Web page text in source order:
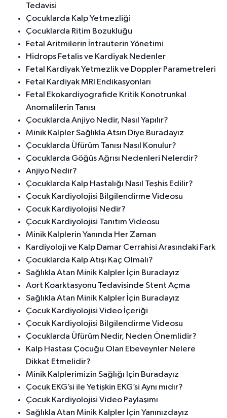
Tedavisi
Çocuklarda Kalp Yetmezliği
Çocuklarda Ritim Bozukluğu
Fetal Aritmilerin İntrauterin Yönetimi
Hidrops Fetalis ve Kardiyak Nedenler
Fetal Kardiyak Yetmezlik ve Doppler Parametreleri
Fetal Kardiyak MRI Endikasyonları
Fetal Ekokardiyografide Kritik Konotrunkal
Anomalilerin Tanısı
Çocuklarda Anjiyo Nedir, Nasıl Yapılır?
Minik Kalpler Sağlıkla Atsın Diye Buradayız
Çocuklarda Üfürüm Tanısı Nasıl Konulur?
Çocuklarda Göğüs Ağrısı Nedenleri Nelerdir?
Anjiyo Nedir?
Çocuklarda Kalp Hastalığı Nasıl Teşhis Edilir?
Çocuk Kardiyolojisi Bilgilendirme Videosu
Çocuk Kardiyolojisi Nedir?
Çocuk Kardiyolojisi Tanıtım Videosu
Minik Kalplerin Yanında Her Zaman
Kardiyoloji ve Kalp Damar Cerrahisi Arasındaki Fark
Çocuklarda Kalp Atışı Kaç Olmalı?
Sağlıkla Atan Minik Kalpler İçin Buradayız
Aort Koarktasyonu Tedavisinde Stent Açma
Sağlıkla Atan Minik Kalpler İçin Buradayız
Çocuk Kardiyolojisi Video İçeriği
Çocuk Kardiyolojisi Bilgilendirme Videosu
Çocuklarda Üfürüm Nedir, Neden Önemlidir?
Kalp Hastası Çocuğu Olan Ebeveynler Nelere
Dikkat Etmelidir?
Minik Kalplerimizin Sağlığı İçin Buradayız
Çocuk EKG’si ile Yetişkin EKG’si Aynı mıdır?
Çocuk Kardiyolojisi Video Paylaşımı
Sağlıkla Atan Minik Kalpler İçin Yanınızdayız